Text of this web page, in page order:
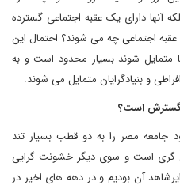
آنها دارای یک عقبه اجتماعی گسترده
اجتماعی چه می شوند؟ احتمال این
متمایل شوند بسیار محدود است و به
و بنیادگرایان متمایل می شوند.
گسترش است؟
جامعه مصر را به دو قطب بسیار تند
است و سوی دیگر خشونت گرایی
آن بودیم و در دهه های اخیر در